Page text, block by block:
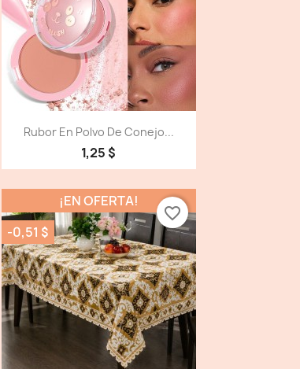
Vista detallada
Rubor En Polvo De Conejo...
1,25 $
¡EN OFERTA!
-0,51 $
favorite_border